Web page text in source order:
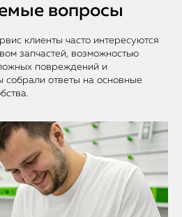
вопросы
клиенты часто интересуются
запчастей, возможностью
повреждений и
ответы на основные